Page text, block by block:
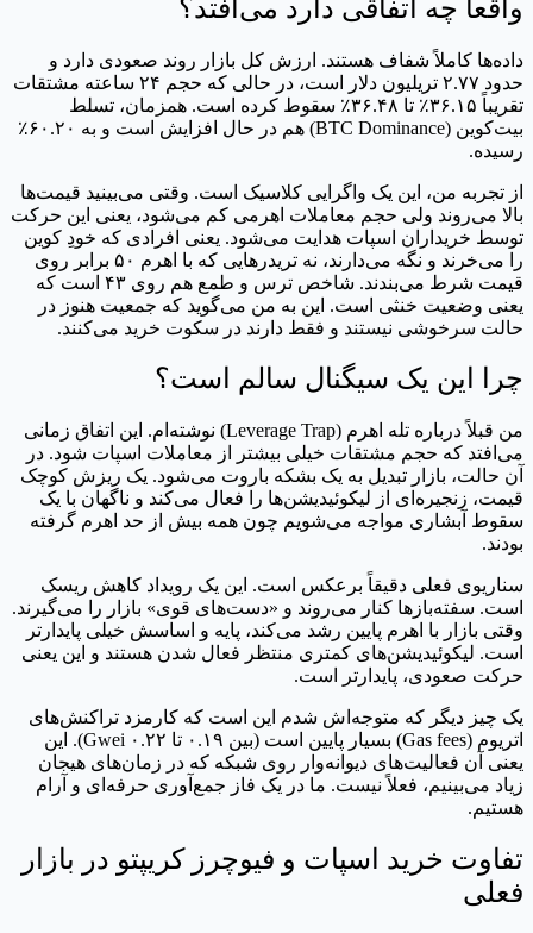
واقعاً چه اتفاقی دارد می‌افتد؟
داده‌ها کاملاً شفاف هستند. ارزش کل بازار روند صعودی دارد و
حدود ۲.۷۷ تریلیون دلار است، در حالی که حجم ۲۴ ساعته مشتقات
تقریباً ۳۶.۱۵٪ تا ۳۶.۴۸٪ سقوط کرده است. همزمان، تسلط
بیت‌کوین (BTC Dominance) هم در حال افزایش است و به ۶۰.۲۰٪
رسیده.
از تجربه من، این یک واگرایی کلاسیک است. وقتی می‌بینید قیمت‌ها
بالا می‌روند ولی حجم معاملات اهرمی کم می‌شود، یعنی این حرکت
توسط خریداران اسپات هدایت می‌شود. یعنی افرادی که خودِ کوین
را می‌خرند و نگه می‌دارند، نه تریدرهایی که با اهرم ۵۰ برابر روی
قیمت شرط می‌بندند. شاخص ترس و طمع هم روی ۴۳ است که
یعنی وضعیت خنثی است. این به من می‌گوید که جمعیت هنوز در
حالت سرخوشی نیستند و فقط دارند در سکوت خرید می‌کنند.
چرا این یک سیگنال سالم است؟
من قبلاً درباره تله اهرم (Leverage Trap) نوشته‌ام. این اتفاق زمانی
می‌افتد که حجم مشتقات خیلی بیشتر از معاملات اسپات شود. در
آن حالت، بازار تبدیل به یک بشکه باروت می‌شود. یک ریزش کوچک
قیمت، زنجیره‌ای از لیکوئیدیشن‌ها را فعال می‌کند و ناگهان با یک
سقوط آبشاری مواجه می‌شویم چون همه بیش از حد اهرم گرفته
بودند.
سناریوی فعلی دقیقاً برعکس است. این یک رویداد کاهش ریسک
است. سفته‌بازها کنار می‌روند و «دست‌های قوی» بازار را می‌گیرند.
وقتی بازار با اهرم پایین رشد می‌کند، پایه و اساسش خیلی پایدارتر
است. لیکوئیدیشن‌های کمتری منتظر فعال شدن هستند و این یعنی
حرکت صعودی، پایدارتر است.
یک چیز دیگر که متوجه‌اش شدم این است که کارمزد تراکنش‌های
اتریوم (Gas fees) بسیار پایین است (بین ۰.۱۹ تا ۰.۲۲ Gwei). این
یعنی آن فعالیت‌های دیوانه‌وار روی شبکه که در زمان‌های هیجان
زیاد می‌بینیم، فعلاً نیست. ما در یک فاز جمع‌آوری حرفه‌ای و آرام
هستیم.
تفاوت خرید اسپات و فیوچرز کریپتو در بازار
فعلی